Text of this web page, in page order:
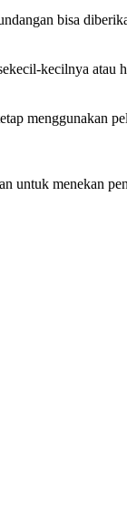
bisa
kecilnya
menggunakan
untuk menekan